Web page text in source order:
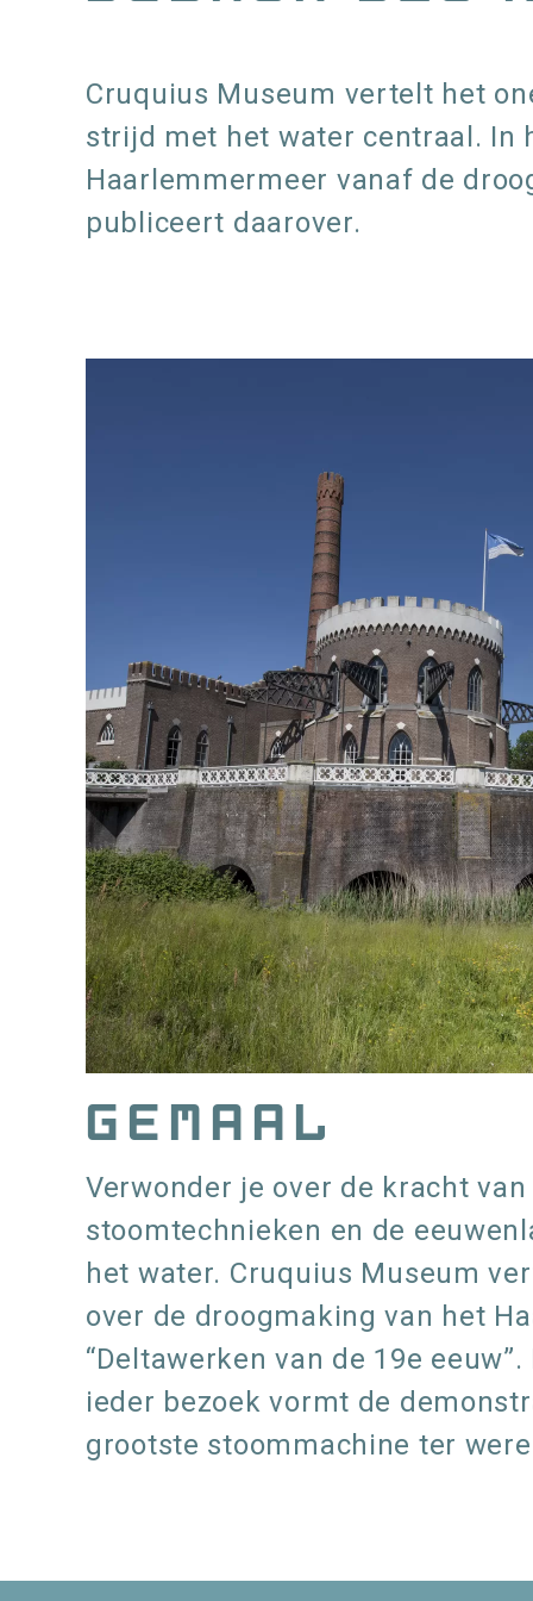
Cruquius Museum vertelt het
strijd met het water centraal. In
Haarlemmermeer vanaf de
publiceert daarover.
gemaal
Verwonder je over de kracht van
stoomtechnieken en de
het water. Cruquius Museum
over de droogmaking van het
“Deltawerken van de 19e
ieder bezoek vormt de
grootste stoommachine ter